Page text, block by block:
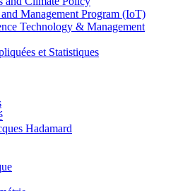
Management Program (IoT)
Technology & Management
et Statistiques
Hadamard